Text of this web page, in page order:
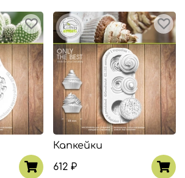
Капкейки
612 ₽